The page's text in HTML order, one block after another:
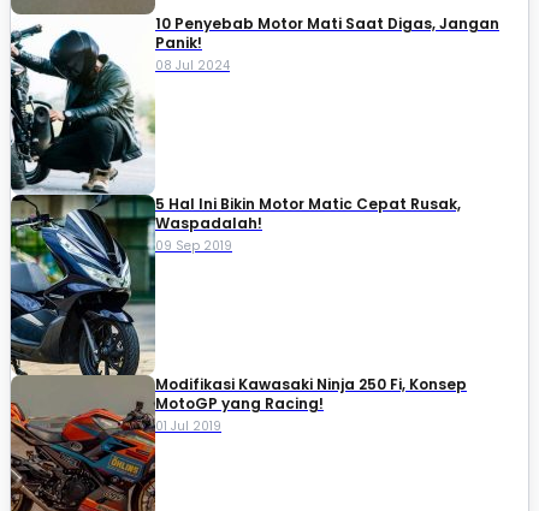
10 Penyebab Motor Mati Saat Digas, Jangan
Panik!
08 Jul 2024
5 Hal Ini Bikin Motor Matic Cepat Rusak,
Waspadalah!
09 Sep 2019
Modifikasi Kawasaki Ninja 250 Fi, Konsep
MotoGP yang Racing!
01 Jul 2019